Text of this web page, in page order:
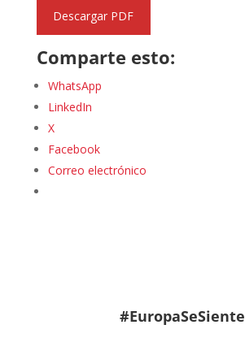
Descargar PDF
Comparte esto:
WhatsApp
LinkedIn
X
Facebook
Correo electrónico
#EuropaSeSiente